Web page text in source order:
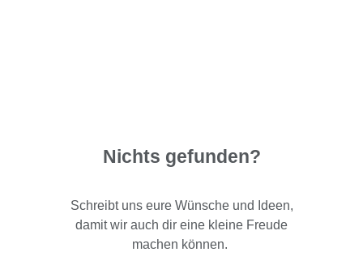
Nichts gefunden?
Schreibt uns eure Wünsche und Ideen,
damit wir auch dir eine kleine Freude
machen können.